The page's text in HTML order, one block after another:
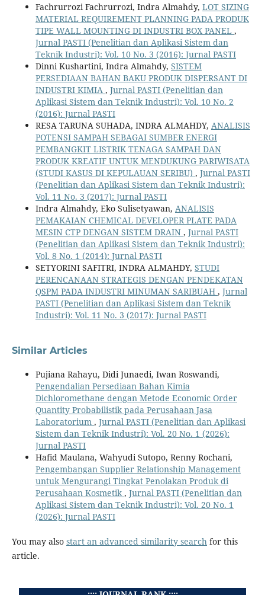
Fachrurrozi Fachrurrozi, Indra Almahdy, LOT SIZING
MATERIAL REQUIREMENT PLANNING PADA PRODUK
TIPE WALL MOUNTING DI INDUSTRI BOX PANEL ,
Jurnal PASTI (Penelitian dan Aplikasi Sistem dan
Teknik Industri): Vol. 10 No. 3 (2016): Jurnal PASTI
Dinni Kushartini, Indra Almahdy, SISTEM
PERSEDIAAN BAHAN BAKU PRODUK DISPERSANT DI
INDUSTRI KIMIA , Jurnal PASTI (Penelitian dan
Aplikasi Sistem dan Teknik Industri): Vol. 10 No. 2
(2016): Jurnal PASTI
RESA TARUNA SUHADA, INDRA ALMAHDY, ANALISIS
POTENSI SAMPAH SEBAGAI SUMBER ENERGI
PEMBANGKIT LISTRIK TENAGA SAMPAH DAN
PRODUK KREATIF UNTUK MENDUKUNG PARIWISATA
(STUDI KASUS DI KEPULAUAN SERIBU) , Jurnal PASTI
(Penelitian dan Aplikasi Sistem dan Teknik Industri):
Vol. 11 No. 3 (2017): Jurnal PASTI
Indra Almahdy, Eko Sulisetyawan, ANALISIS
PEMAKAIAN CHEMICAL DEVELOPER PLATE PADA
MESIN CTP DENGAN SISTEM DRAIN , Jurnal PASTI
(Penelitian dan Aplikasi Sistem dan Teknik Industri):
Vol. 8 No. 1 (2014): Jurnal PASTI
SETYORINI SAFITRI, INDRA ALMAHDY, STUDI
PERENCANAAN STRATEGIS DENGAN PENDEKATAN
QSPM PADA INDUSTRI MINUMAN SARIBUAH , Jurnal
PASTI (Penelitian dan Aplikasi Sistem dan Teknik
Industri): Vol. 11 No. 3 (2017): Jurnal PASTI
Similar Articles
Pujiana Rahayu, Didi Junaedi, Iwan Roswandi,
Pengendalian Persediaan Bahan Kimia
Dichloromethane dengan Metode Economic Order
Quantity Probabilistik pada Perusahaan Jasa
Laboratorium , Jurnal PASTI (Penelitian dan Aplikasi
Sistem dan Teknik Industri): Vol. 20 No. 1 (2026):
Jurnal PASTI
Hafid Maulana, Wahyudi Sutopo, Renny Rochani,
Pengembangan Supplier Relationship Management
untuk Mengurangi Tingkat Penolakan Produk di
Perusahaan Kosmetik , Jurnal PASTI (Penelitian dan
Aplikasi Sistem dan Teknik Industri): Vol. 20 No. 1
(2026): Jurnal PASTI
You may also start an advanced similarity search for this
article.